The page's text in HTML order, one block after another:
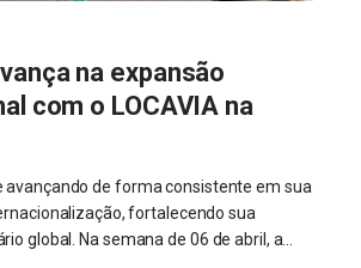
na expansão
com o LOCAVIA na
avançando de forma consistente em sua
fortalecendo sua
global. Na semana de 06 de abril, a...